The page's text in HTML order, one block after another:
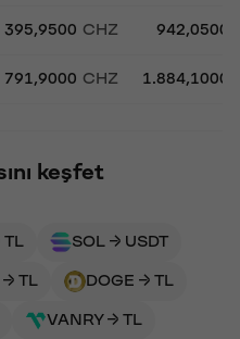
395,9500 CHZ 942,0500
791,9000 CHZ 1.884,1000
keşfet
TL SOL → USDT
→ TL DOGE → TL
VANRY → TL